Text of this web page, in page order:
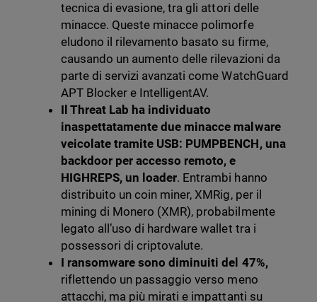
tecnica di evasione, tra gli attori delle
minacce. Queste minacce polimorfe
eludono il rilevamento basato su firme,
causando un aumento delle rilevazioni da
parte di servizi avanzati come WatchGuard
APT Blocker e IntelligentAV.
Il Threat Lab ha individuato
inaspettatamente due minacce malware
veicolate tramite USB: PUMPBENCH, una
backdoor per accesso remoto, e
HIGHREPS, un loader. Entrambi hanno
distribuito un coin miner, XMRig, per il
mining di Monero (XMR), probabilmente
legato all’uso di hardware wallet tra i
possessori di criptovalute.
I ransomware sono diminuiti del 47%,
riflettendo un passaggio verso meno
attacchi, ma più mirati e impattanti su